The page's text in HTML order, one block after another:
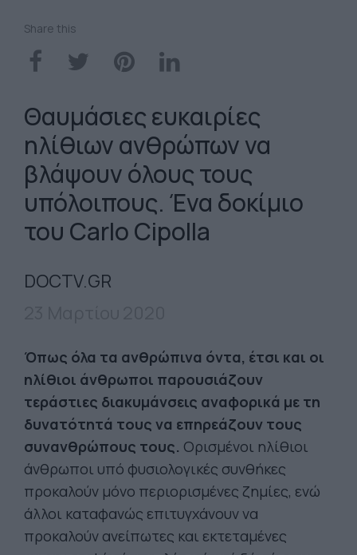
Share this
Θαυμάσιες ευκαιρίες
ηλίθιων ανθρώπων να
βλάψουν όλους τους
υπόλοιπους. Ένα δοκίμιο
του Carlo Cipolla
DOCTV.GR
Όπως όλα τα ανθρώπινα όντα, έτσι και οι
ηλίθιοι άνθρωποι παρουσιάζουν
τεράστιες διακυμάνσεις αναφορικά με τη
δυνατότητά τους να επηρεάζουν τους
συνανθρώπους τους. Ορισμένοι ηλίθιοι
άνθρωποι υπό φυσιολογικές συνθήκες
προκαλούν μόνο περιορισμένες ζημίες, ενώ
άλλοι καταφανώς επιτυγχάνουν να
προκαλούν ανείπωτες και εκτεταμένες